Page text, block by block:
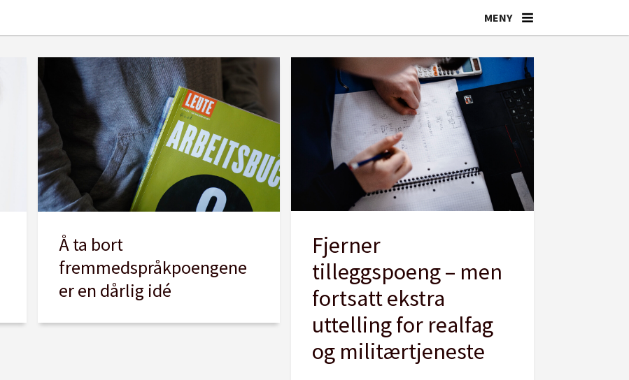
Å ta bort
fremmedspråkpoengene
er en dårlig idé
Fjerner
tilleggspoeng – men
fortsatt ekstra
uttelling for realfag
og militærtjeneste